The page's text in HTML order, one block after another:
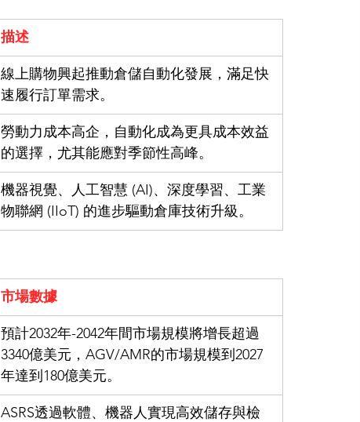
描述
線上購物興起推動倉儲自動化發展，滿足快
速履行訂單需求。
勞動力成本高企，自動化成為更具成本效益
的選擇，尤其能應對季節性高峰。
機器視覺、人工智慧 (AI)、深度學習、工業
物聯網 (IIoT) 的進步驅動倉庫技術升級。
市場數據
預計2032年-2042年間市場規模將增長超過
3340億美元，AGV/AMR的市場規模到2027
年達到180億美元。
ASRS透過軟體、機器人實現高效儲存與檢